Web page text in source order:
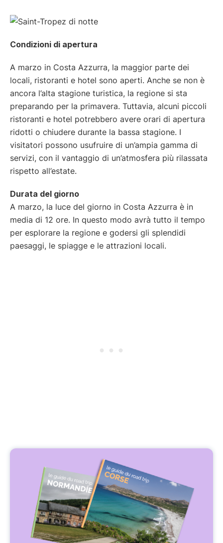
Condizioni di apertura
A marzo in Costa Azzurra, la maggior parte dei
locali, ristoranti e hotel sono aperti. Anche se non è
ancora l’alta stagione turistica, la regione si sta
preparando per la primavera. Tuttavia, alcuni piccoli
ristoranti e hotel potrebbero avere orari di apertura
ridotti o chiudere durante la bassa stagione. I
visitatori possono usufruire di un’ampia gamma di
servizi, con il vantaggio di un’atmosfera più rilassata
rispetto all’estate.
Durata del giorno
A marzo, la luce del giorno in Costa Azzurra è in
media di 12 ore. In questo modo avrà tutto il tempo
per esplorare la regione e godersi gli splendidi
paesaggi, le spiagge e le attrazioni locali.